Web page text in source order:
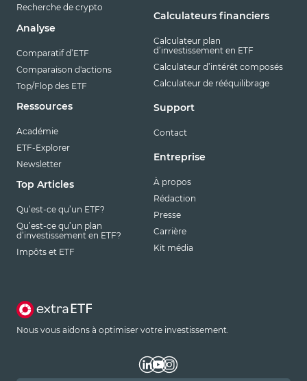
Recherche de crypto
Analyse
Comparatif d’ETF
Comparaison d'actions
Top/Flop des ETF
Ressources
Académie
ETF-Explorer
Newsletter
Top Articles
Qu’est-ce qu’un ETF?
Qu’est-ce qu’un plan
d’investissement en ETF?
Impôts et ETF
Calculateurs financiers
Calculateur plan
d’investissement en ETF
Calculateur d’intérêt composés
Calculateur de rééquilibrage
Support
Contact
Entreprise
À propos
Rédaction
Presse
Carrière
Kit média
Nous vous aidons à optimiser votre investissement.